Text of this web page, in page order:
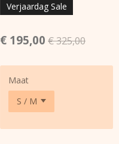
Verjaardag Sale
€ 195,00 € 325,00
Maat